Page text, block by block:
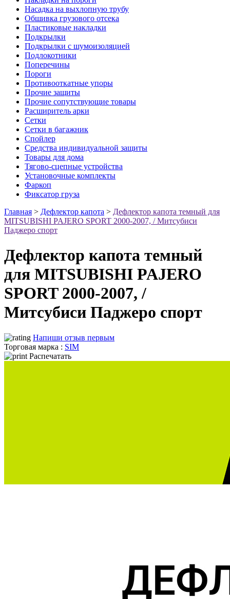
Насадка на выхлопную трубу
Обшивка грузового отсека
Пластиковые накладки
Подкрылки
Подкрылки с шумоизоляцией
Подлокотники
Поперечины
Пороги
Противооткатные упоры
Прочие защиты
Прочие сопутствующие товары
Расширитель арки
Сетки
Сетки в багажник
Спойлер
Средства индивидуальной защиты
Товары для дома
Тягово-сцепные устройства
Установочные комплекты
Фаркоп
Фиксатор груза
Главная > Дефлектор капота > Дефлектор капота темный для
MITSUBISHI PAJERO SPORT 2000-2007, / Митсубиси
Паджеро спорт
Дефлектор капота темный
для MITSUBISHI PAJERO
SPORT 2000-2007, /
Митсубиси Паджеро спорт
Напиши отзыв первым
Торговая марка : SIM
Распечатать